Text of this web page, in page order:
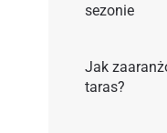
sezonie
Jak
taras?